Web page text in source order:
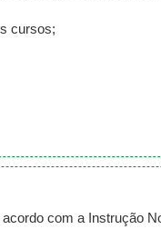
cursos;
com a Instrução